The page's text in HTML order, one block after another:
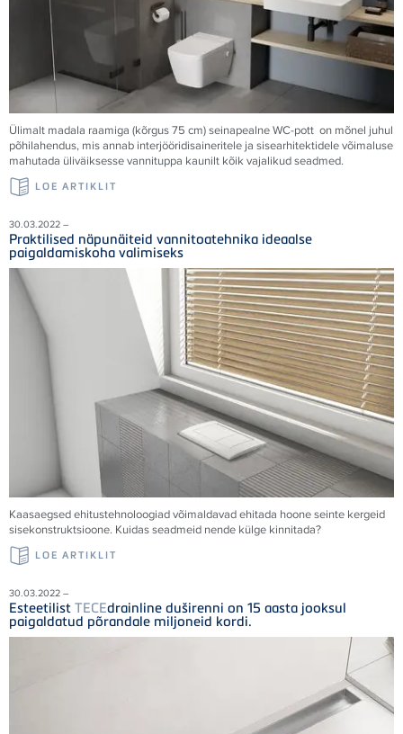
Ülimalt madala raamiga (kõrgus 75 cm) seinapealne WC-pott on mõnel juhul
põhilahendus, mis annab interjööridisaineritele ja sisearhitektidele võimaluse
mahutada üliväiksesse vannituppa kaunilt kõik vajalikud seadmed.
LOE ARTIKLIT
30.03.2022 –
Praktilised näpunäiteid vannitoatehnika ideaalse
paigaldamiskoha valimiseks
Kaasaegsed ehitustehnoloogiad võimaldavad ehitada hoone seinte kergeid
sisekonstruktsioone. Kuidas seadmeid nende külge kinnitada?
LOE ARTIKLIT
30.03.2022 –
Esteetilist TECEdrainline duširenni on 15 aasta jooksul
paigaldatud põrandale miljoneid kordi.